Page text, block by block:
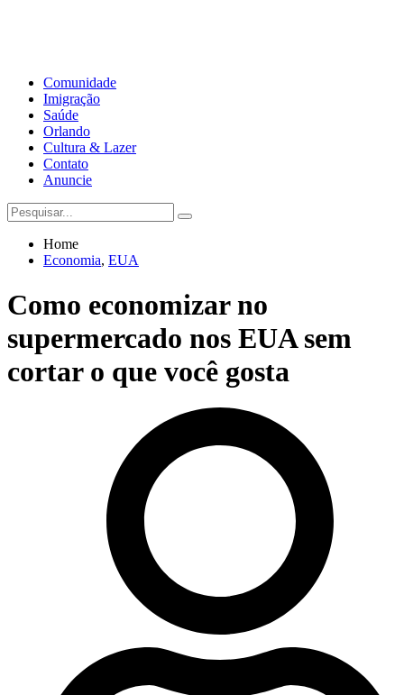
Comunidade
Imigração
Saúde
Orlando
Cultura & Lazer
Contato
Anuncie
Home
Economia, EUA
Como economizar no
supermercado nos EUA sem
cortar o que você gosta